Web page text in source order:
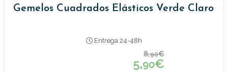
Gemelos Cuadrados Elásticos Verde Claro
Entrega 24-48h
8,90€
5,90€